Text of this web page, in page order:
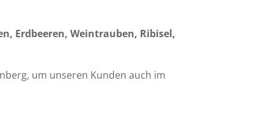
Erdbeeren,Weintrauben, Ribisel,
um unseren Kunden auch im